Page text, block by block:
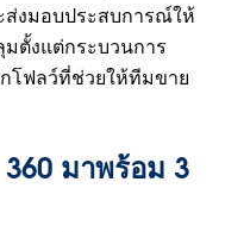
ส่งมอบประสบการณ์ให้
ตั้งแต่กระบวนการ
โฟลว์ที่ช่วยให้ทีมขาย
มาพร้อม 3